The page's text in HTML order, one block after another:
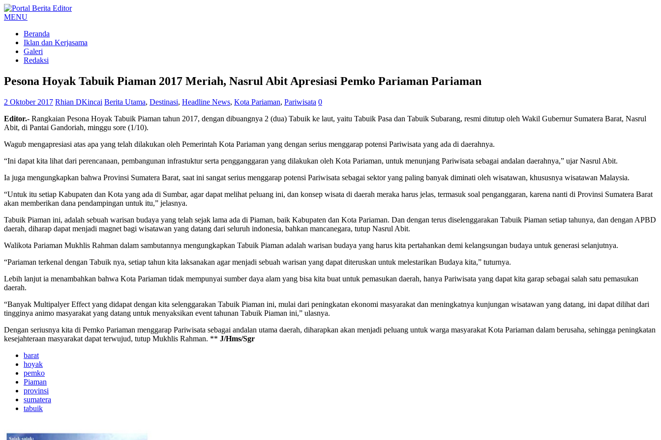
MENU
Beranda
Iklan dan Kerjasama
Galeri
Redaksi
Pesona Hoyak Tabuik Piaman 2017 Meriah, Nasrul Abit Apresiasi Pemko Pariaman Pariaman
2 Oktober 2017 Rhian DKincai Berita Utama, Destinasi, Headline News, Kota Pariaman, Pariwisata 0
Editor.- Rangkaian Pesona Hoyak Tabuik Piaman tahun 2017, dengan dibuangnya 2 (dua) Tabuik ke laut, yaitu Tabuik Pasa dan Tabuik Subarang, resmi ditutup oleh Wakil Gubernur Sumatera Barat, Nasrul
Abit, di Pantai Gandoriah, minggu sore (1/10).
Wagub mengapresiasi atas apa yang telah dilakukan oleh Pemerintah Kota Pariaman yang dengan serius menggarap potensi Pariwisata yang ada di daerahnya.
“Ini dapat kita lihat dari perencanaan, pembangunan infrastuktur serta pengganggaran yang dilakukan oleh Kota Pariaman, untuk menunjang Pariwisata sebagai andalan daerahnya,” ujar Nasrul Abit.
Ia juga mengungkapkan bahwa Provinsi Sumatera Barat, saat ini sangat serius menggarap potensi Pariwisata sebagai sektor yang paling banyak diminati oleh wisatawan, khususnya wisatawan Malaysia.
“Untuk itu setiap Kabupaten dan Kota yang ada di Sumbar, agar dapat melihat peluang ini, dan konsep wisata di daerah meraka harus jelas, termasuk soal penganggaran, karena nanti di Provinsi Sumatera Barat
akan memberikan dana pendampingan untuk itu,” jelasnya.
Tabuik Piaman ini, adalah sebuah warisan budaya yang telah sejak lama ada di Piaman, baik Kabupaten dan Kota Pariaman. Dan dengan terus diselenggarakan Tabuik Piaman setiap tahunya, dan dengan APBD
daerah, diharap dapat menjadi magnet bagi wisatawan yang datang dari seluruh indonesia, bahkan mancanegara, tutup Nasrul Abit.
Walikota Pariaman Mukhlis Rahman dalam sambutannya mengungkapkan Tabuik Piaman adalah warisan budaya yang harus kita pertahankan demi kelangsungan budaya untuk generasi selanjutnya.
“Pariaman terkenal dengan Tabuik nya, setiap tahun kita laksanakan agar menjadi sebuah warisan yang dapat diteruskan untuk melestarikan Budaya kita,” tuturnya.
Lebih lanjut ia menambahkan bahwa Kota Pariaman tidak mempunyai sumber daya alam yang bisa kita buat untuk pemasukan daerah, hanya Pariwisata yang dapat kita garap sebagai salah satu pemasukan
daerah.
“Banyak Multipalyer Effect yang didapat dengan kita selenggarakan Tabuik Piaman ini, mulai dari peningkatan ekonomi masyarakat dan meningkatnya kunjungan wisatawan yang datang, ini dapat dilihat dari
tingginya animo masyarakat yang datang untuk menyaksikan event tahunan Tabuik Piaman ini,” ulasnya.
Dengan seriusnya kita di Pemko Pariaman menggarap Pariwisata sebagai andalan utama daerah, diharapkan akan menjadi peluang untuk warga masyarakat Kota Pariaman dalam berusaha, sehingga peningkatan
kesejahteraan masyarakat dapat terwujud, tutup Mukhlis Rahman. ** J/Hms/Sgr
barat
hoyak
pemko
Piaman
provinsi
sumatera
tabuik